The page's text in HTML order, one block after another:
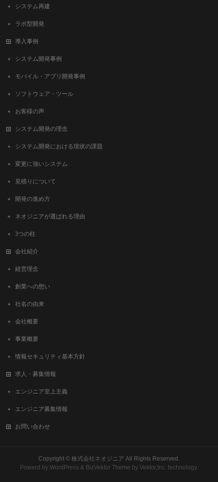
システム再建
ラボ型開発
導入事例
システム開発事例
モバイル・アプリ開発事例
ソフトウェア・ツール
お客様の声
システム開発の理念
システム開発における現状の課題
変更に強いシステム
見積りについて
開発の進め方
ネオジニアが選ばれる理由
3つの柱
会社紹介
経営理念
創業への想い
社名の由来
会社概要
事業概要
情報セキュリティ基本方針
求人・募集情報
エンジニア至上主義
エンジニア募集情報
お問い合わせ
Copyright © 株式会社ネオジニア All Rights Reserved.
Powerd by WordPress & BizVektor Theme by Vektor,Inc. technology.